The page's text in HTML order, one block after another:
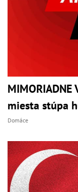
miesta stúpa
Domáce